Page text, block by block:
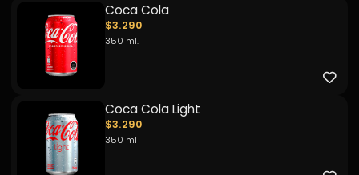
Coca Cola
$3.290
350 ml.
Coca Cola Light
$3.290
350 ml